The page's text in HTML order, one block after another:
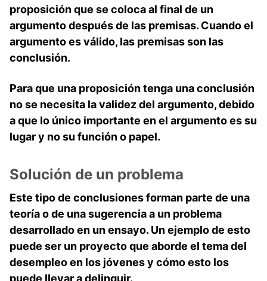
proposición que se coloca al final de un
argumento después de las premisas. Cuando el
argumento es válido, las premisas son las
conclusión.
Para que una proposición tenga una conclusión
no se necesita la validez del argumento, debido
a que lo único importante en el argumento es su
lugar y no su función o papel.
Solución de un problema
Este tipo de conclusiones forman parte de una
teoría o de una sugerencia a un problema
desarrollado en unensayo. Un ejemplo de esto
puede ser un proyecto que aborde el tema del
desempleo en los jóvenes y cómo esto los
puede llevar a delinquir.